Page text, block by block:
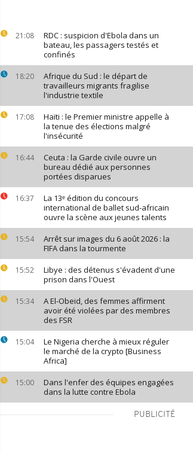
21:08
RDC : suspicion d'Ebola dans un
bateau, les passagers testés et
confinés
18:20
Afrique du Sud : le départ de
travailleurs migrants fragilise
l'industrie textile
17:08
Haïti : le Premier ministre appelle à
la tenue des élections malgré
l'insécurité
16:44
Ceuta : la Garde civile ouvre un
bureau dédié aux personnes
portées disparues
16:37
La 13ᵉ édition du concours
international de ballet sud-africain
ouvre la scène aux jeunes talents
15:54
Arrêt sur images du 6 août 2026 : la
FIFA dans la tourmente
15:52
Libye : des détenus s'évadent d'une
prison dans l'Ouest
15:34
A El-Obeid, des femmes affirment
avoir été violées par des membres
des FSR
15:04
Le Nigeria cherche à mieux réguler
le marché de la crypto [Business
Africa]
15:00
Dans l'enfer des équipes engagées
dans la lutte contre Ebola
PUBLICITÉ